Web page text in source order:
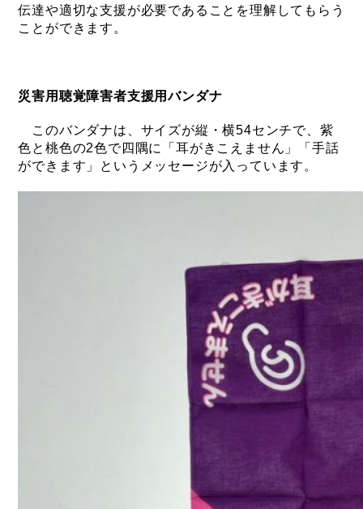
伝達や適切な支援が必要であることを理解してもらう
ことができます。
災害用聴覚障害者支援用バンダナ
このバンダナは、サイズが縦・横54センチで、紫
色と桃色の2色で四隅に「耳がきこえません」「手話
ができます」というメッセージが入っています。